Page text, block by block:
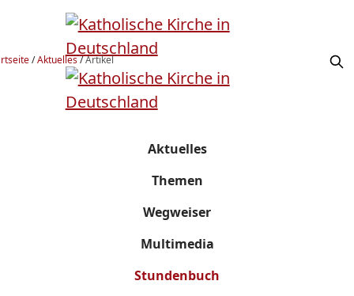
/Aktuelles/Artikel
Aktuelles
Themen
Wegweiser
Multimedia
Stundenbuch